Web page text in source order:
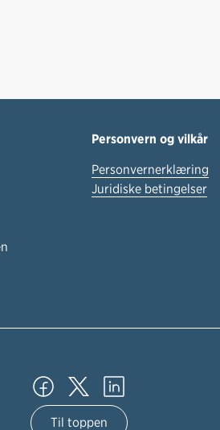
Personvern og vilkår
Personvernerklæring
Juridiske betingelser
Til toppen